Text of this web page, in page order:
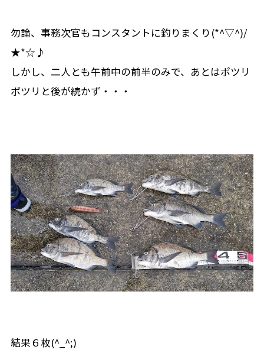
勿論、事務次官もコンスタントに釣りまくり(*^▽^)/
★*☆♪
しかし、二人とも午前中の前半のみで、あとはポツリ
ポツリと後が続かず・・・
結果６枚(^_^;)